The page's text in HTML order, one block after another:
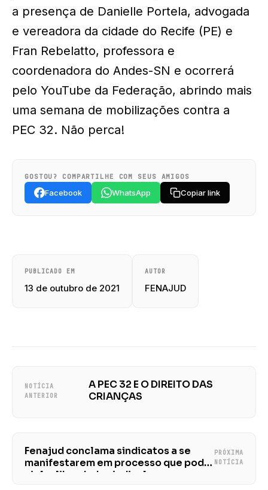
a presença de Danielle Portela, advogada
e vereadora da cidade do Recife (PE) e
Fran Rebelatto, professora e
coordenadora do Andes-SN e ocorrerá
pelo YouTube da Federação, abrindo mais
uma semana de mobilizações contra a
PEC 32. Não perca!
GOSTOU? COMPARTILHE COM SEUS AMIGOS
Facebook WhatsApp Copiar link
PUBLICADO EM
13 de outubro de 2021
AUTOR
FENAJUD
NOTÍCIA
ANTERIOR
A PEC 32 E O DIREITO DAS
CRIANÇAS
Fenajud conclama sindicatos a se
manifestarem em processo que pode
violar liberdade sindical
PRÓXIMA
NOTÍCIA